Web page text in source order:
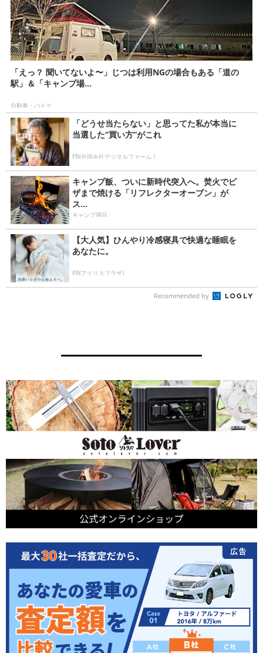
「えっ？ 聞いてないよ〜」じつは利用NGの場合もある「道の
駅」＆「キャンプ場...
自動車・バイク
「どうせ当たらない」と思ってた私が本当に
当選した“買い方”がこれ
PR(合同会社デジタルファーム )
キャンプ飯、ついに新時代突入へ。焚火でピ
ザまで焼ける「リフレクターオーブン」が
ス...
キャンプ用品
【大人気】ひんやり冷感寝具で快適な睡眠を
あなたに。
PR(アイリスプラザ)
Recommended by